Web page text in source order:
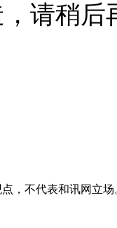
请稍后
，不代表和讯网立